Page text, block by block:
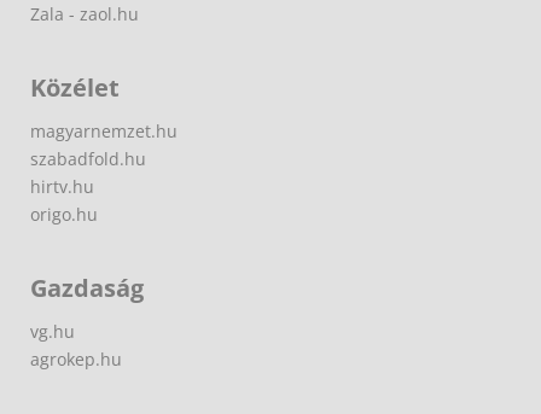
Zala - zaol.hu
Közélet
magyarnemzet.hu
szabadfold.hu
hirtv.hu
origo.hu
Gazdaság
vg.hu
agrokep.hu